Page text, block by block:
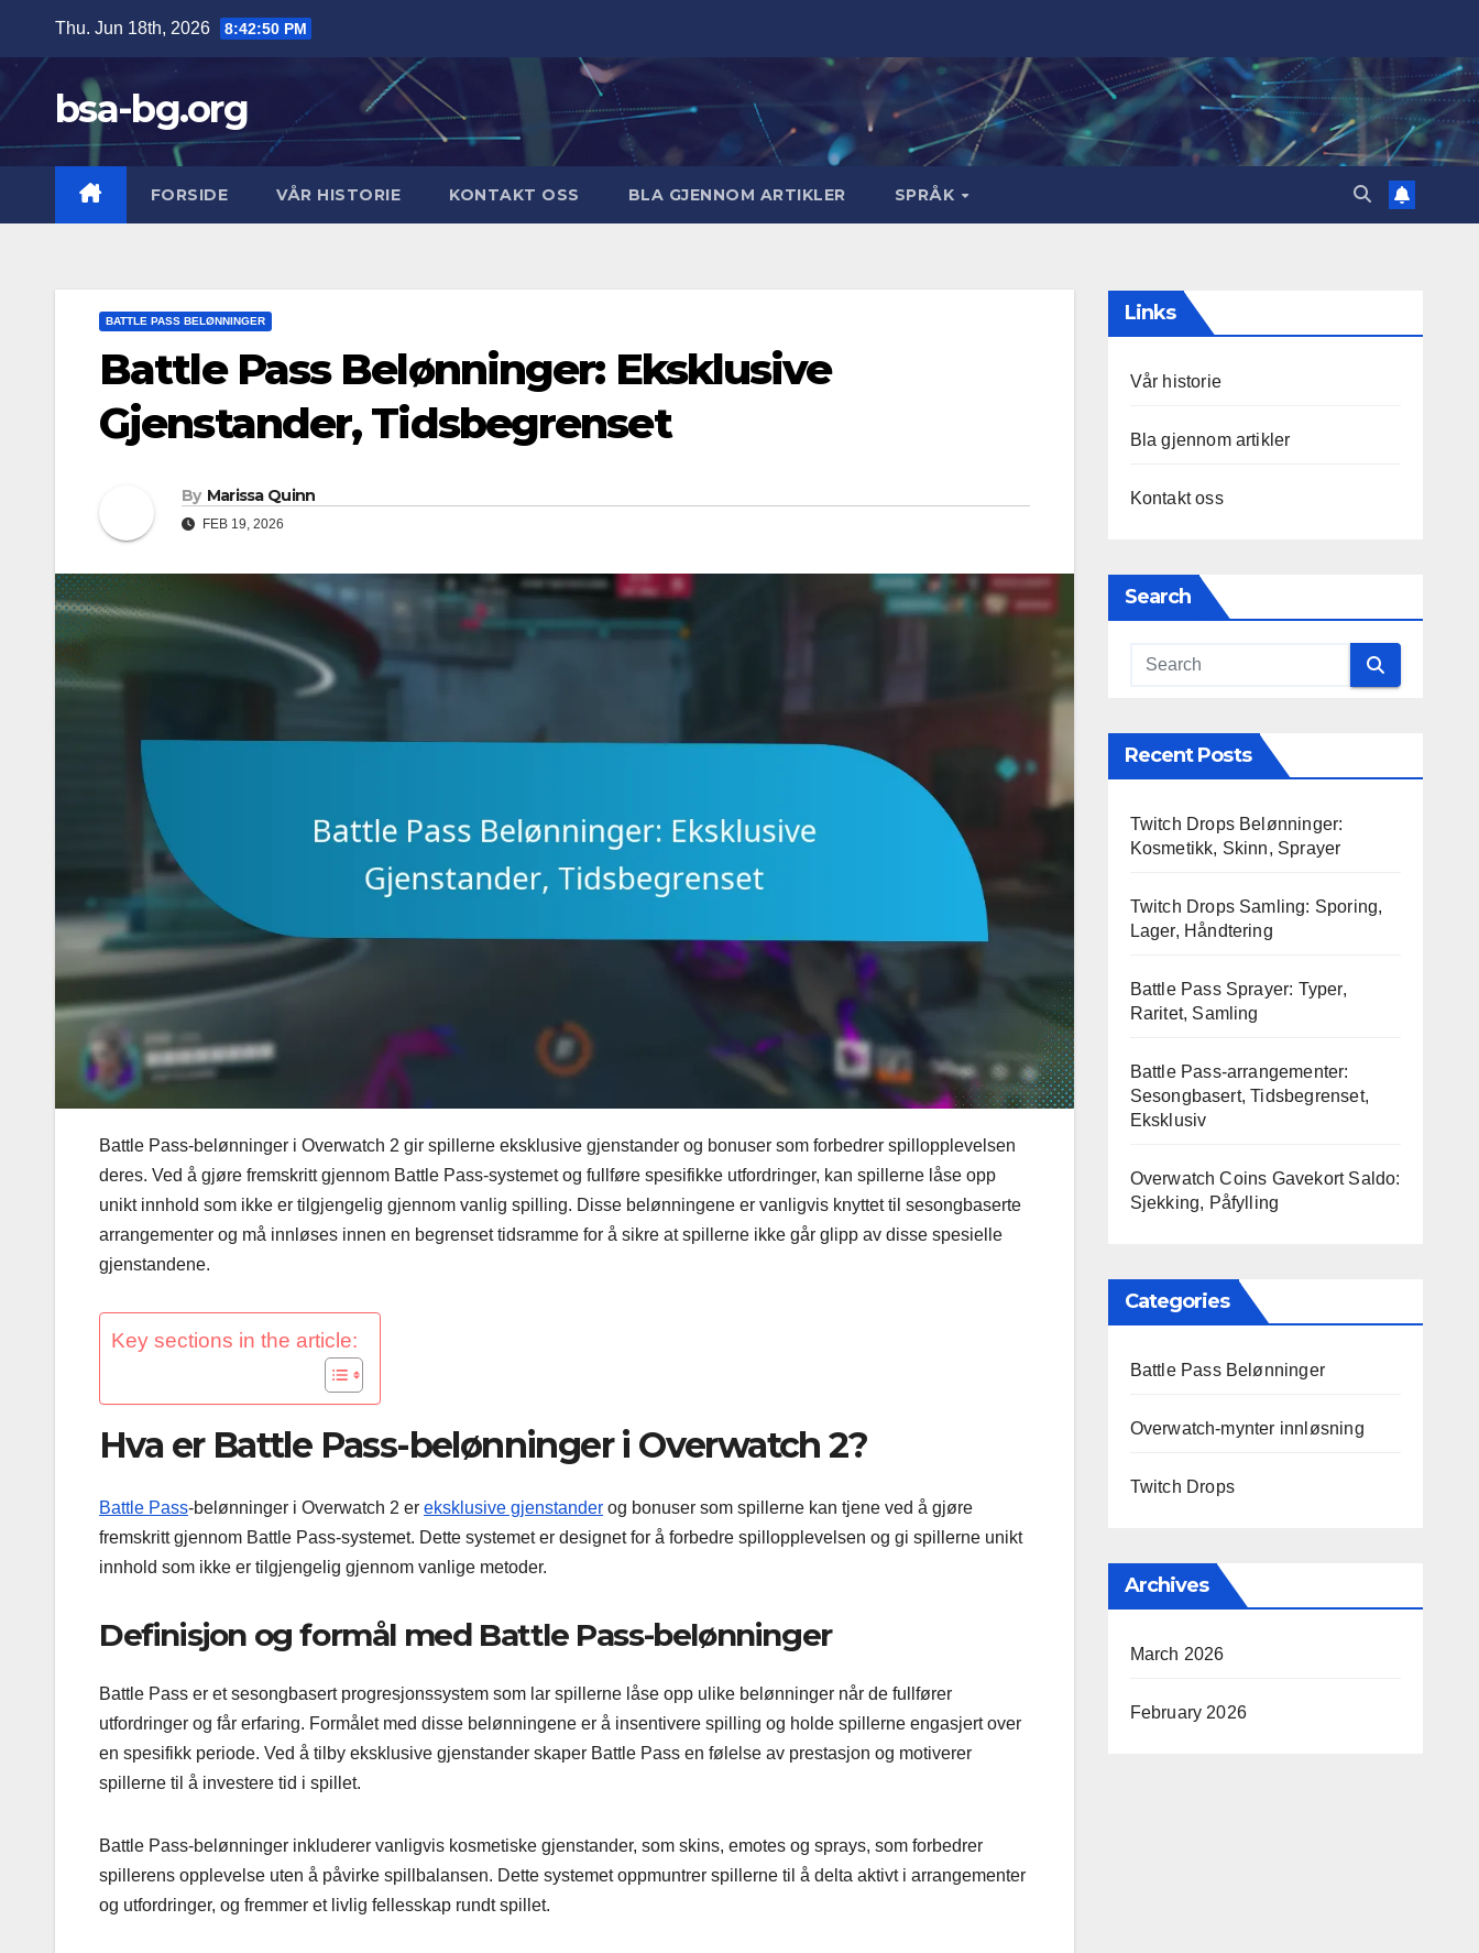
content
Thu. Jun 18th, 2026 8:42:51 PM
bsa-bg.org
FORSIDE VÅR HISTORIE KONTAKT OSS BLA GJENNOM ARTIKLER SPRÅK
BATTLE PASS BELØNNINGER
Battle Pass Belønninger: Eksklusive
Gjenstander, Tidsbegrenset
By Marissa Quinn
FEB 19, 2026
Battle Pass-belønninger i Overwatch 2 gir spillerne eksklusive gjenstander og bonuser som forbedrer spillopplevelsen
deres. Ved å gjøre fremskritt gjennom Battle Pass-systemet og fullføre spesifikke utfordringer, kan spillerne låse opp
unikt innhold som ikke er tilgjengelig gjennom vanlig spilling. Disse belønningene er vanligvis knyttet til sesongbaserte
arrangementer og må innløses innen en begrenset tidsramme for å sikre at spillerne ikke går glipp av disse spesielle
gjenstandene.
Key sections in the article:
Hva er Battle Pass-belønninger i Overwatch 2?
Battle Pass-belønninger i Overwatch 2 er eksklusive gjenstander og bonuser som spillerne kan tjene ved å gjøre
fremskritt gjennom Battle Pass-systemet. Dette systemet er designet for å forbedre spillopplevelsen og gi spillerne unikt
innhold som ikke er tilgjengelig gjennom vanlige metoder.
Definisjon og formål med Battle Pass-belønninger
Battle Pass er et sesongbasert progresjonssystem som lar spillerne låse opp ulike belønninger når de fullfører
utfordringer og får erfaring. Formålet med disse belønningene er å insentivere spilling og holde spillerne engasjert over
en spesifikk periode. Ved å tilby eksklusive gjenstander skaper Battle Pass en følelse av prestasjon og motiverer
spillerne til å investere tid i spillet.
Battle Pass-belønninger inkluderer vanligvis kosmetiske gjenstander, som skins, emotes og sprays, som forbedrer
spillerens opplevelse uten å påvirke spillbalansen. Dette systemet oppmuntrer spillerne til å delta aktivt i arrangementer
og utfordringer, og fremmer et livlig fellesskap rundt spillet.
Links
Vår historie
Bla gjennom artikler
Kontakt oss
Search
Recent Posts
Twitch Drops Belønninger:
Kosmetikk, Skinn, Sprayer
Twitch Drops Samling: Sporing,
Lager, Håndtering
Battle Pass Sprayer: Typer,
Raritet, Samling
Battle Pass-arrangementer:
Sesongbasert, Tidsbegrenset,
Eksklusiv
Overwatch Coins Gavekort Saldo:
Sjekking, Påfylling
Categories
Battle Pass Belønninger
Overwatch-mynter innløsning
Twitch Drops
Archives
March 2026
February 2026